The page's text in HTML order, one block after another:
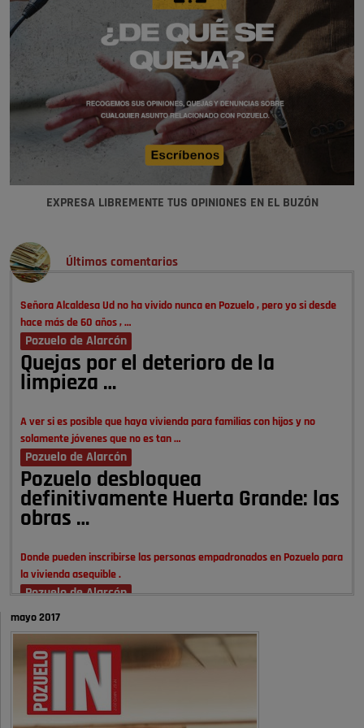
EXPRESA LIBREMENTE TUS OPINIONES EN EL BUZÓN
Últimos comentarios
Señora Alcaldesa Ud no ha vivido nunca en Pozuelo , pero yo si desde
hace más de 60 años , …
Pozuelo de Alarcón
Quejas por el deterioro de la
limpieza …
A ver si es posible que haya vivienda para familias con hijos y no
solamente jóvenes que no es tan …
Pozuelo de Alarcón
Pozuelo desbloquea
definitivamente Huerta Grande: las
obras …
Donde pueden inscribirse las personas empadronados en Pozuelo para
la vivienda asequible .
Pozuelo de Alarcón
Pozuelo desbloquea
definitivamente Huerta Grande: las
obras …
También pienso que si no fuéramos tan sucios no haría falta denunciar
nada
mayo 2017